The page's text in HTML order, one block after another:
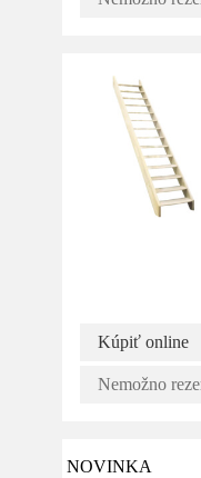
Kúpiť online
Nemožno
NOVINKA